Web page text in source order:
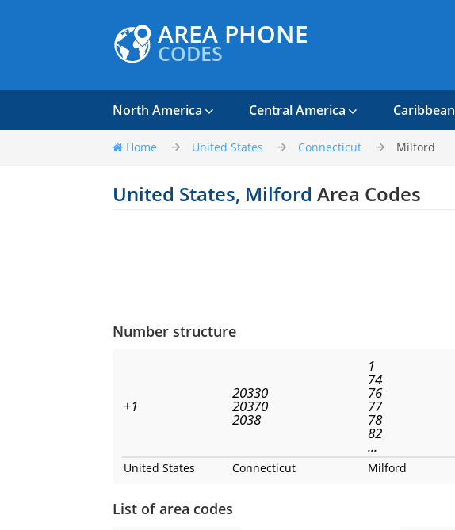
AREA PHONE
CODES
North America Central America Caribbean
Home United States Connecticut Milford
United States, Milford Area Codes
Number structure
+1
20330
20370
2038
1
74
76
77
78
82
...
United States Connecticut Milford
List of area codes